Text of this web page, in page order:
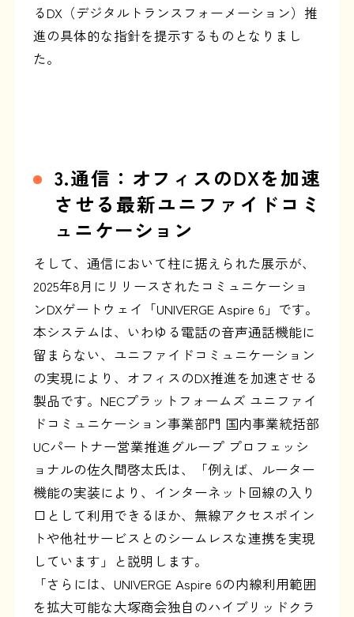
るDX（デジタルトランスフォーメーション）推
進の具体的な指針を提示するものとなりまし
た。
3.通信：オフィスのDXを加速
させる最新ユニファイドコミ
ュニケーション
そして、通信において柱に据えられた展示が、
2025年8月にリリースされたコミュニケーショ
ンDXゲートウェイ「UNIVERGE Aspire 6」です。
本システムは、いわゆる電話の音声通話機能に
留まらない、ユニファイドコミュニケーション
の実現により、オフィスのDX推進を加速させる
製品です。NECプラットフォームズ ユニファイ
ドコミュニケーション事業部門 国内事業統括部
UCパートナー営業推進グループ プロフェッシ
ョナルの佐久間啓太氏は、「例えば、ルーター
機能の実装により、インターネット回線の入り
口として利用できるほか、無線アクセスポイン
トや他社サービスとのシームレスな連携を実現
しています」と説明します。
「さらには、UNIVERGE Aspire 6の内線利用範囲
を拡大可能な大塚商会独自のハイブリッドクラ